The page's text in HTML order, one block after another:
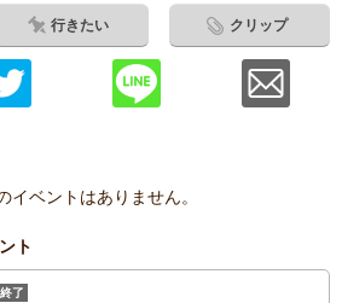
行きたい クリップ
イベントはありません。
ト
終了